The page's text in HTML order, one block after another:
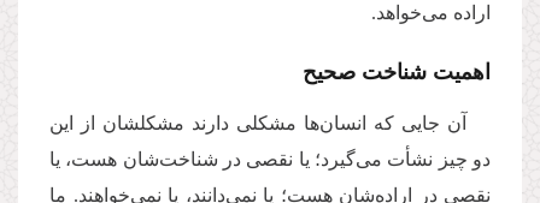
اراده می‌خواهد.
اهمیت شناخت صحیح
آن جایی که انسان‌ها مشکلی دارند مشکلشان از این
دو چیز نشأت می‌گیرد؛ یا نقصی در شناخت‌شان هست، یا
نقصی در اراده‌شان هست؛ یا نمی‌دانند، یا نمی‌خواهند. ما